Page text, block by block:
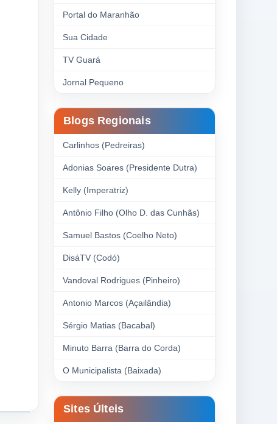
Portal do Maranhão
Sua Cidade
TV Guará
Jornal Pequeno
Blogs Regionais
Carlinhos (Pedreiras)
Adonias Soares (Presidente Dutra)
Kelly (Imperatriz)
Antônio Filho (Olho D. das Cunhãs)
Samuel Bastos (Coelho Neto)
DisáTV (Codó)
Vandoval Rodrigues (Pinheiro)
Antonio Marcos (Açailândia)
Sérgio Matias (Bacabal)
Minuto Barra (Barra do Corda)
O Municipalista (Baixada)
Sites Últeis